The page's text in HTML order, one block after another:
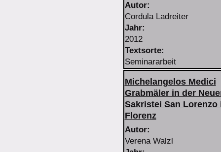
Autor:
Cordula Ladreiter
Jahr:
2012
Textsorte:
Seminararbeit
Michelangelos Medici
Grabmäler in der
Sakristei San Lorenzo
Florenz
Autor:
Verena Walzl